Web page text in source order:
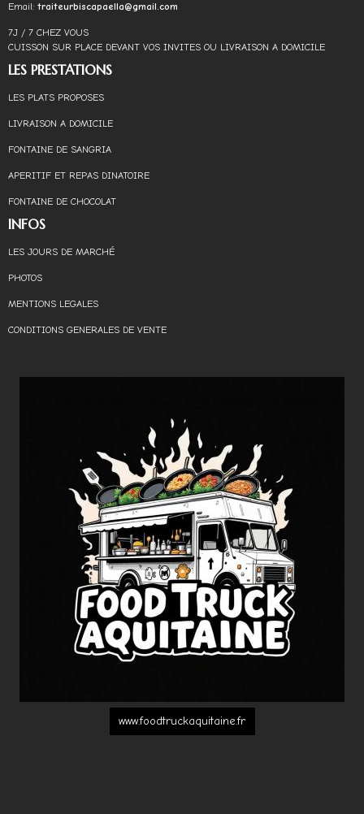
Email: traiteurbiscapaella@gmail.com
7J / 7 CHEZ VOUS
CUISSON SUR PLACE DEVANT VOS INVITES OU LIVRAISON A DOMICILE
LES PRESTATIONS
LES PLATS PROPOSES
LIVRAISON A DOMICILE
FONTAINE DE SANGRIA
APERITIF ET REPAS DINATOIRE
FONTAINE DE CHOCOLAT
INFOS
LES JOURS DE MARCHÉ
PHOTOS
MENTIONS LEGALES
CONDITIONS GENERALES DE VENTE
www.foodtruckaquitaine.fr